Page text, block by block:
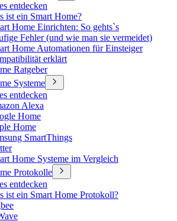
entdecken
ist ein Smart Home?
Home Einrichten: So gehts`s
Fehler (und wie man sie vermeidet)
Home Automationen für Einsteiger
erklärt
Ratgeber
Systeme
entdecken
Alexa
Home
Home
SmartThings
Home Systeme im Vergleich
Protokolle
entdecken
ist ein Smart Home Protokoll?